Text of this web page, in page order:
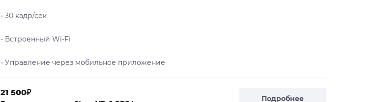
• 30 кадр/сек
• Встроенный Wi-Fi
• Управление через мобильное приложение
Подробнее
21 500₽